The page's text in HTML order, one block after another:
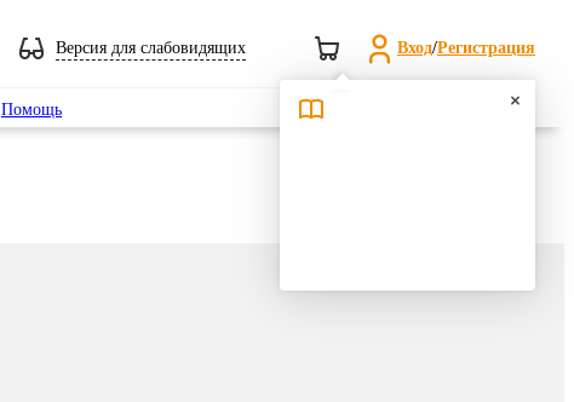
Версия для слабовидящих Вход/Регистрация
Помощь Поиск